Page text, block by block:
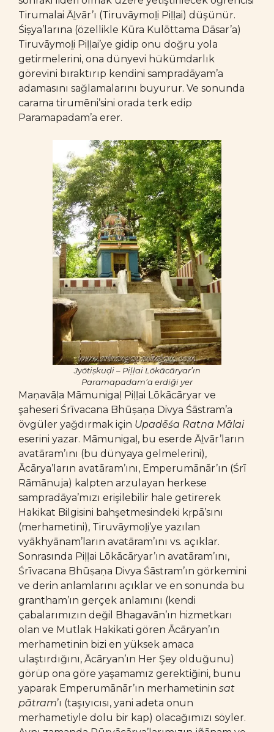
Tirumalai Āḻvār’ı (Tiruvāymoḻi Piḷḷai) düşünür.
Śiṣya’larına (özellikle Kūra Kulōttama Dāsar’a)
Tiruvāymoḻi Piḷḷai’ye gidip onu doğru yola
getirmelerini, ona dünyevi hükümdarlık
görevini bıraktırıp kendini sampradāyam’a
adamasını sağlamalarını buyurur. Ve sonunda
carama tirumēni’sini orada terk edip
Paramapadam’a erer.
Jyōtiṣkuḍi – Piḷḷai Lōkācāryar’ın
Paramapadam’a erdiği yer
Maṇavāḷa Māmunigaḷ Piḷḷai Lōkācāryar ve
şaheseri Śrīvacana Bhūṣaṇa Divya Śāstram’a
övgüler yağdırmak için Upadēśa Ratna Mālai
eserini yazar. Māmunigaḷ, bu eserde Āḻvār’ların
avatāram’ını (bu dünyaya gelmelerini),
Ācārya’ların avatāram’ını, Emperumānār’ın (Śrī
Rāmānuja) kalpten arzulayan herkese
sampradāya’mızı erişilebilir hale getirerek
Hakikat Bilgisini bahşetmesindeki kṛpā’sını
(merhametini), Tiruvāymoḻi’ye yazılan
vyākhyānam’ların avatāram’ını vs. açıklar.
Sonrasında Piḷḷai Lōkācāryar’ın avatāram’ını,
Śrīvacana Bhūṣaṇa Divya Śāstram’ın görkemini
ve derin anlamlarını açıklar ve en sonunda bu
grantham’ın gerçek anlamını (kendi
çabalarımızın değil Bhagavān’ın hizmetkarı
olan ve Mutlak Hakikati gören Ācāryan’ın
merhametinin bizi en yüksek amaca
ulaştırdığını, Ācāryan’ın Her Şey olduğunu)
görüp ona göre yaşamamız gerektiğini, bunu
yaparak Emperumānār’ın merhametinin sat
pātram’ı (taşıyıcısı, yani adeta onun
merhametiyle dolu bir kap) olacağımızı söyler.